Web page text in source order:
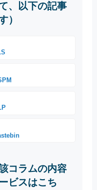
、以下の記事
）
コラムの内容
ビスはこち